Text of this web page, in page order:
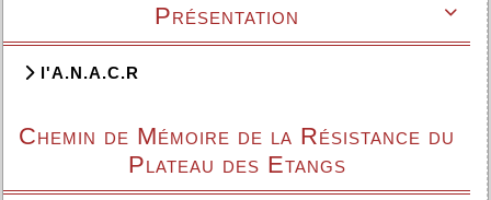

Présentation
l'A.N.A.C.R
Chemin de Mémoire de la Résistance du
Plateau des Etangs